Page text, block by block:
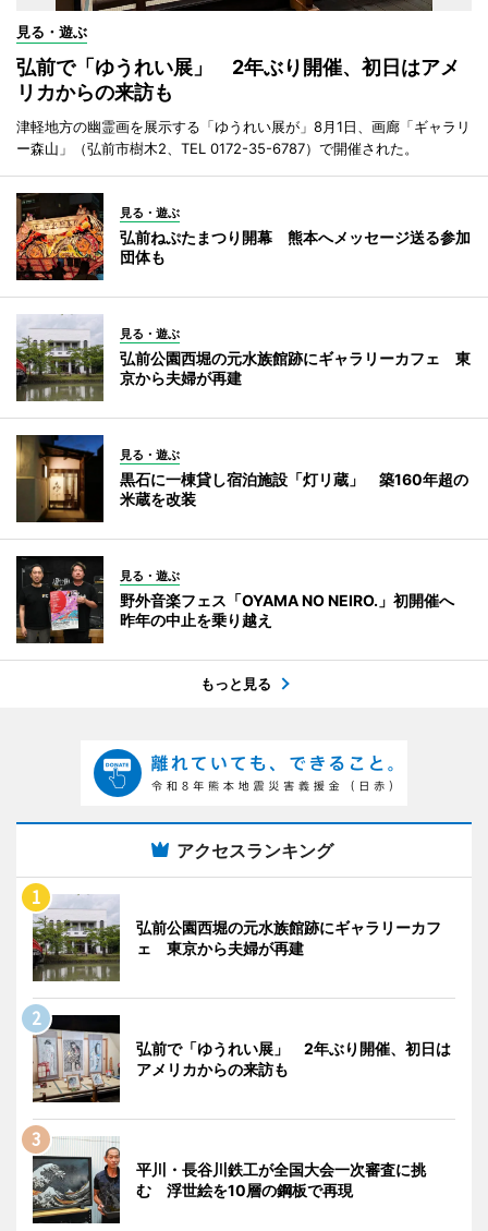
見る・遊ぶ
弘前で「ゆうれい展」 2年ぶり開催、初日はアメ
リカからの来訪も
津軽地方の幽霊画を展示する「ゆうれい展が」8月1日、画廊「ギャラリ
ー森山」（弘前市樹木2、TEL 0172-35-6787）で開催された。
見る・遊ぶ
弘前ねぷたまつり開幕 熊本へメッセージ送る参加
団体も
見る・遊ぶ
弘前公園西堀の元水族館跡にギャラリーカフェ 東
京から夫婦が再建
見る・遊ぶ
黒石に一棟貸し宿泊施設「灯リ蔵」 築160年超の
米蔵を改装
見る・遊ぶ
野外音楽フェス「OYAMA NO NEIRO.」初開催へ
昨年の中止を乗り越え
もっと見る
アクセスランキング
弘前公園西堀の元水族館跡にギャラリーカフ
ェ 東京から夫婦が再建
弘前で「ゆうれい展」 2年ぶり開催、初日は
アメリカからの来訪も
平川・長谷川鉄工が全国大会一次審査に挑
む 浮世絵を10層の鋼板で再現